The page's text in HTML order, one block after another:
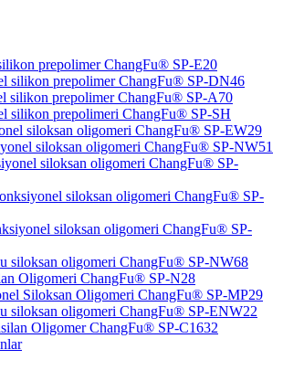
prepolimer ChangFu® SP-E20
silikon prepolimer ChangFu® SP-DN46
silikon prepolimer ChangFu® SP-A70
silikon prepolimeri ChangFu® SP-SH
siloksan oligomeri ChangFu® SP-EW29
siloksan oligomeri ChangFu® SP-NW51
siloksan oligomeri ChangFu® SP-
siloksan oligomeri ChangFu® SP-
siloksan oligomeri ChangFu® SP-
siloksan oligomeri ChangFu® SP-NW68
Oligomeri ChangFu® SP-N28
Siloksan Oligomeri ChangFu® SP-MP29
siloksan oligomeri ChangFu® SP-ENW22
Oligomer ChangFu® SP-C1632